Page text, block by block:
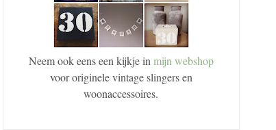
Neem ook eens een kijkje in mijn webshop
voor originele vintage slingers en
woonaccessoires.